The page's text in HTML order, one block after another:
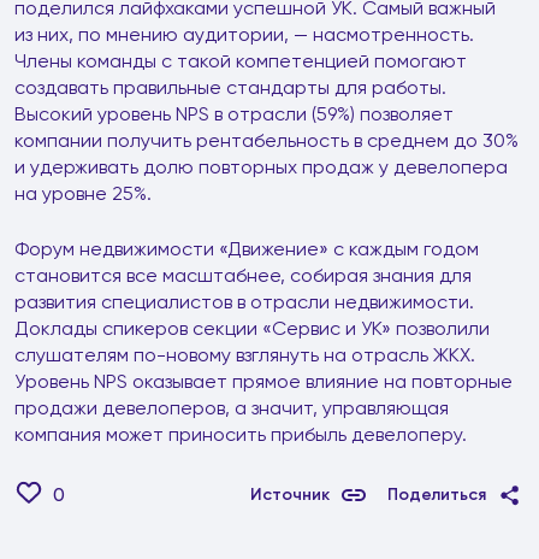
поделился лайфхаками успешной УК. Самый важный
из них, по мнению аудитории, — насмотренность.
Члены команды с такой компетенцией помогают
создавать правильные стандарты для работы.
Высокий уровень NPS в отрасли (59%) позволяет
компании получить рентабельность в среднем до 30%
и удерживать долю повторных продаж у девелопера
на уровне 25%.
Форум недвижимости «Движение» с каждым годом
становится все масштабнее, собирая знания для
развития специалистов в отрасли недвижимости.
Доклады спикеров секции «Сервис и УК» позволили
слушателям по-новому взглянуть на отрасль ЖКХ.
Уровень NPS оказывает прямое влияние на повторные
продажи девелоперов, а значит, управляющая
компания может приносить прибыль девелоперу.
0 Источник Поделиться